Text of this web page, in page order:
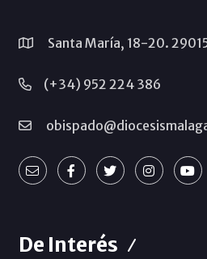
Santa María, 18-20.
(+34) 952 224 386
De Interés